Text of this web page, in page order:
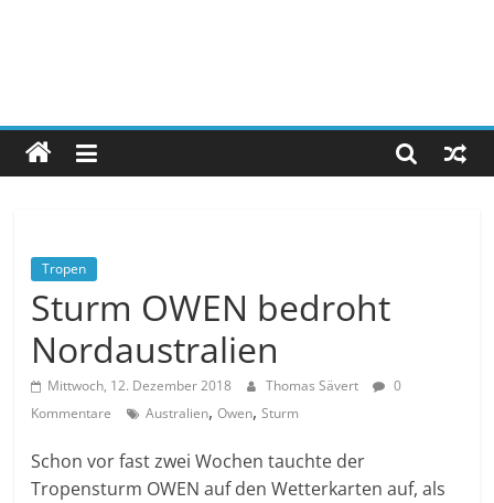
Tropen
Sturm OWEN bedroht
Nordaustralien
Mittwoch, 12. Dezember 2018 Thomas Sävert
0
Kommentare
Australien,Owen,Sturm
Schon vor fast zwei Wochen tauchte der
Tropensturm OWEN auf den Wetterkarten auf, als